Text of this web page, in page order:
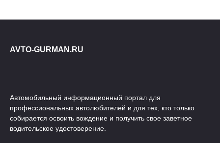
AVTO-GURMAN.RU
Автомобильный информационный портал для
профессиональных автолюбителей и для тех, кто только
собирается освоить вождение и получить свое заветное
водительское удостоверение.